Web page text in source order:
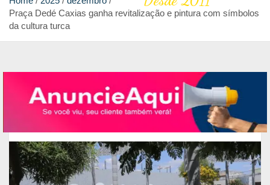
Praça Dedé Caxias ganha revitalização e pintura com símbolos
da cultura turca